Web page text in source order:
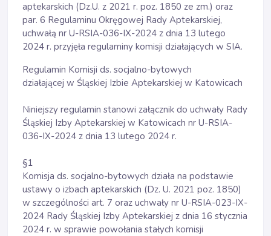
aptekarskich (Dz.U. z 2021 r. poz. 1850 ze zm.) oraz
par. 6 Regulaminu Okręgowej Rady Aptekarskiej,
uchwałą nr U-RSIA-036-IX-2024 z dnia 13 lutego
2024 r. przyjęła regulaminy komisji działających w SIA.
Regulamin Komisji ds. socjalno-bytowych
działającej w Śląskiej Izbie Aptekarskiej w Katowicach
Niniejszy regulamin stanowi załącznik do uchwały Rady
Śląskiej Izby Aptekarskiej w Katowicach nr U-RSIA-
036-IX-2024 z dnia 13 lutego 2024 r.
§1
Komisja ds. socjalno-bytowych działa na podstawie
ustawy o izbach aptekarskich (Dz. U. 2021 poz. 1850)
w szczególności art. 7 oraz uchwały nr U-RSIA-023-IX-
2024 Rady Śląskiej Izby Aptekarskiej z dnia 16 stycznia
2024 r. w sprawie powołania stałych komisji